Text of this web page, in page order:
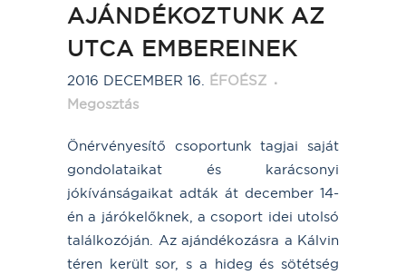
AJÁNDÉKOZTUNK AZ
UTCA EMBEREINEK
2016 DECEMBER 16. ÉFOÉSZ
Megosztás
Önérvényesítő csoportunk tagjai saját
gondolataikat és karácsonyi
jókívánságaikat adták át december 14-
én a járókelőknek, a csoport idei utolsó
találkozóján. Az ajándékozásra a Kálvin
téren került sor, s a hideg és sötétség